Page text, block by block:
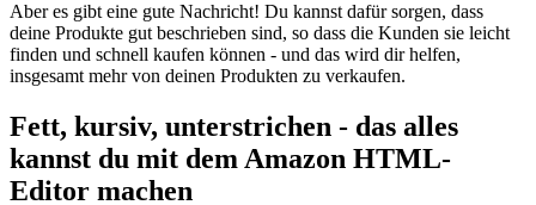
Aber es gibt eine gute Nachricht! Du kannst dafür sorgen, dass
deine Produkte gut beschrieben sind, so dass die Kunden sie leicht
finden und schnell kaufen können - und das wird dir helfen,
insgesamt mehr von deinen Produkten zu verkaufen.
Fett, kursiv, unterstrichen - das alles
kannst du mit dem Amazon HTML-
Editor machen